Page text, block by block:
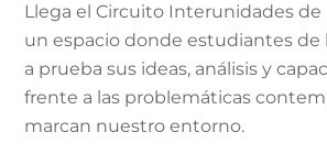
Llega el Circuito Interunidades de
un espacio donde estudiantes de
a prueba sus ideas, análisis y
frente a las problemáticas
marcan nuestro entorno.